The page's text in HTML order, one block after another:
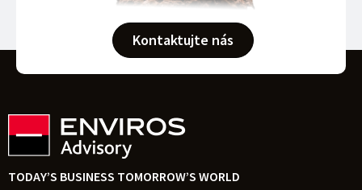
Kontaktujte nás
TODAY’S BUSINESS TOMORROW’S WORLD